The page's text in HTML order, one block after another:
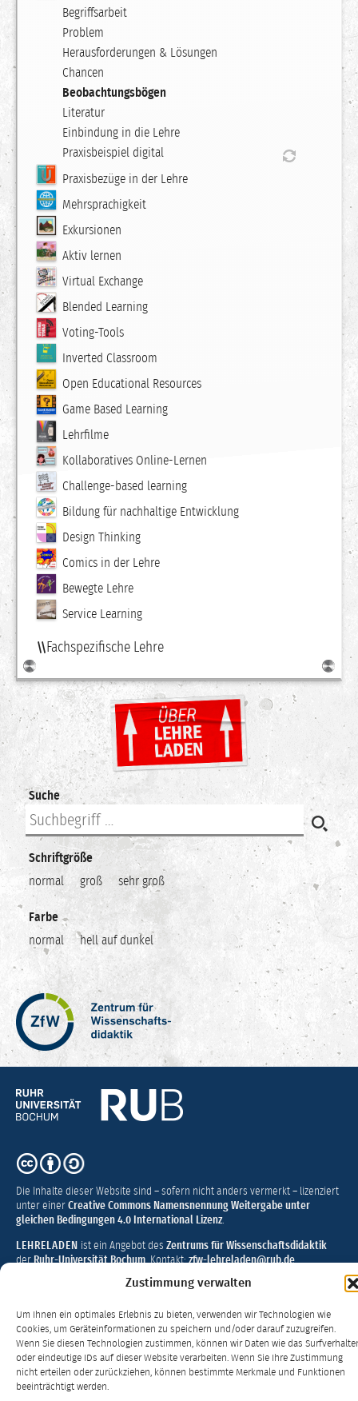
Zustimmung verwalten
Um Ihnen ein optimales Erlebnis zu bieten, verwenden wir Technologien wie
Cookies, um Geräteinformationen zu speichern und/oder darauf zuzugreifen.
Wenn Sie diesen Technologien zustimmen, können wir Daten wie das
oder eindeutige IDs auf dieser Website verarbeiten. Wenn Sie Ihre Zustimmung
nicht erteilen oder zurückziehen, können bestimmte Merkmale und Funktionen
beeinträchtigt werden.
Begriffsarbeit
Problem
Herausforderungen & Lösungen
Chancen
Beobachtungsbögen
Literatur
Einbindung in die Lehre
Praxisbeispiel digital
Praxisbezüge in der Lehre
Mehrsprachigkeit
Exkursionen
Aktiv lernen
Virtual Exchange
Blended Learning
Voting-Tools
Inverted Classroom
Open Educational Resources
Game Based Learning
Lehrfilme
Kollaboratives Online-Lernen
Challenge-based learning
Bildung für nachhaltige Entwicklung
Design Thinking
Comics in der Lehre
Bewegte Lehre
Service Learning
Fachspezifische Lehre
Suche
Schriftgröße
normal
groß sehr groß
Farbe
normal
hell auf dunkel
Zentrum
für
Wissenschaftsdidaktik
Ruhr-
Universität
CC
BY-
SA
4.0
Die Inhalte dieser Website sind – sofern nicht anders vermerkt – lizenziert
unter einerCreative Commons Namensnennung Weitergabe unter
gleichen Bedingungen 4.0 International Lizenz.
LEHRELADEN ist ein Angebot desZentrums für Wissenschaftsdidaktik
derRuhr-Universität Bochum. Kontakt:zfw-lehreladen@rub.de
Datenschutzerklärung ·Barrierefreiheit